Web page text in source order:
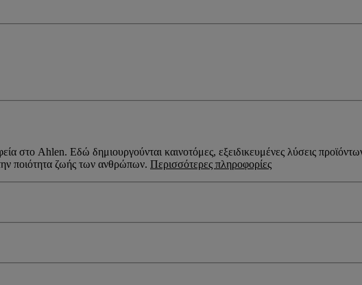
στο Ahlen. Εδώ δημιουργούνται καινοτόμες, εξειδικευμένες λύσεις
ποιότητα ζωής των ανθρώπων. Περισσότερες πληροφορίες